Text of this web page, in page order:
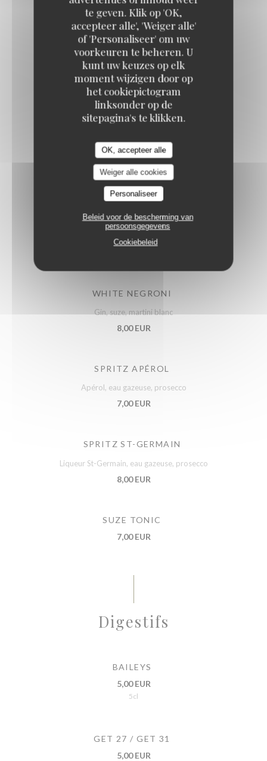
te geven. Klik op 'OK,
accepteer alle', 'Weiger alle'
of 'Personaliseer' om uw
voorkeuren te beheren. U
kunt uw keuzes op elk
moment wijzigen door op
het cookiepictogram
linksonder op de
sitepagina's te klikken.
OK, accepteer alle
Weiger alle cookies
Personaliseer
Beleid voor de bescherming van
persoonsgegevens
Cookiebeleid
GIN C'EST NOUS, CITRON VERT, TONIC
8,00 EUR
GIN MARE, ROMARIN, TONIC
8,00 EUR
MOSCOW MULE
Vodka, ginger beer, citron vert
8,00 EUR
NEGRONI
Martini rouge, campari, gin
WHITE NEGRONI
Gin, suze, martini blanc
8,00 EUR
SPRITZ APÉROL
Apérol, eau gazeuse, prosecco
7,00 EUR
SPRITZ ST-GERMAIN
Liqueur St-Germain, eau gazeuse, prosecco
8,00 EUR
SUZE TONIC
7,00 EUR
Digestifs
BAILEYS
5,00 EUR
5cl
GET 27 / GET 31
5,00 EUR